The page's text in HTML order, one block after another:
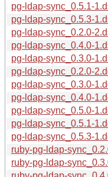
pg-ldap-sync_0.5.1-
pg-ldap-sync_0.5.3-
pg-ldap-sync_0.2.0-
pg-ldap-sync_0.4.0-
pg-ldap-sync_0.3.0-
pg-ldap-sync_0.2.0-
pg-ldap-sync_0.3.0-
pg-ldap-sync_0.4.0-
pg-ldap-sync_0.5.0-
pg-ldap-sync_0.5.1-
pg-ldap-sync_0.5.3-
ruby-pg-ldap-
ruby-pg-ldap-